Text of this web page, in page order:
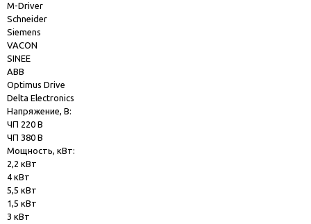
M-Driver
Schneider
Siemens
VACON
SINEE
ABB
Optimus Drive
Delta Electronics
Напряжение, В:
ЧП 220 В
ЧП 380 В
Мощность, кВт:
2,2 кВт
4 кВт
5,5 кВт
1,5 кВт
3 кВт